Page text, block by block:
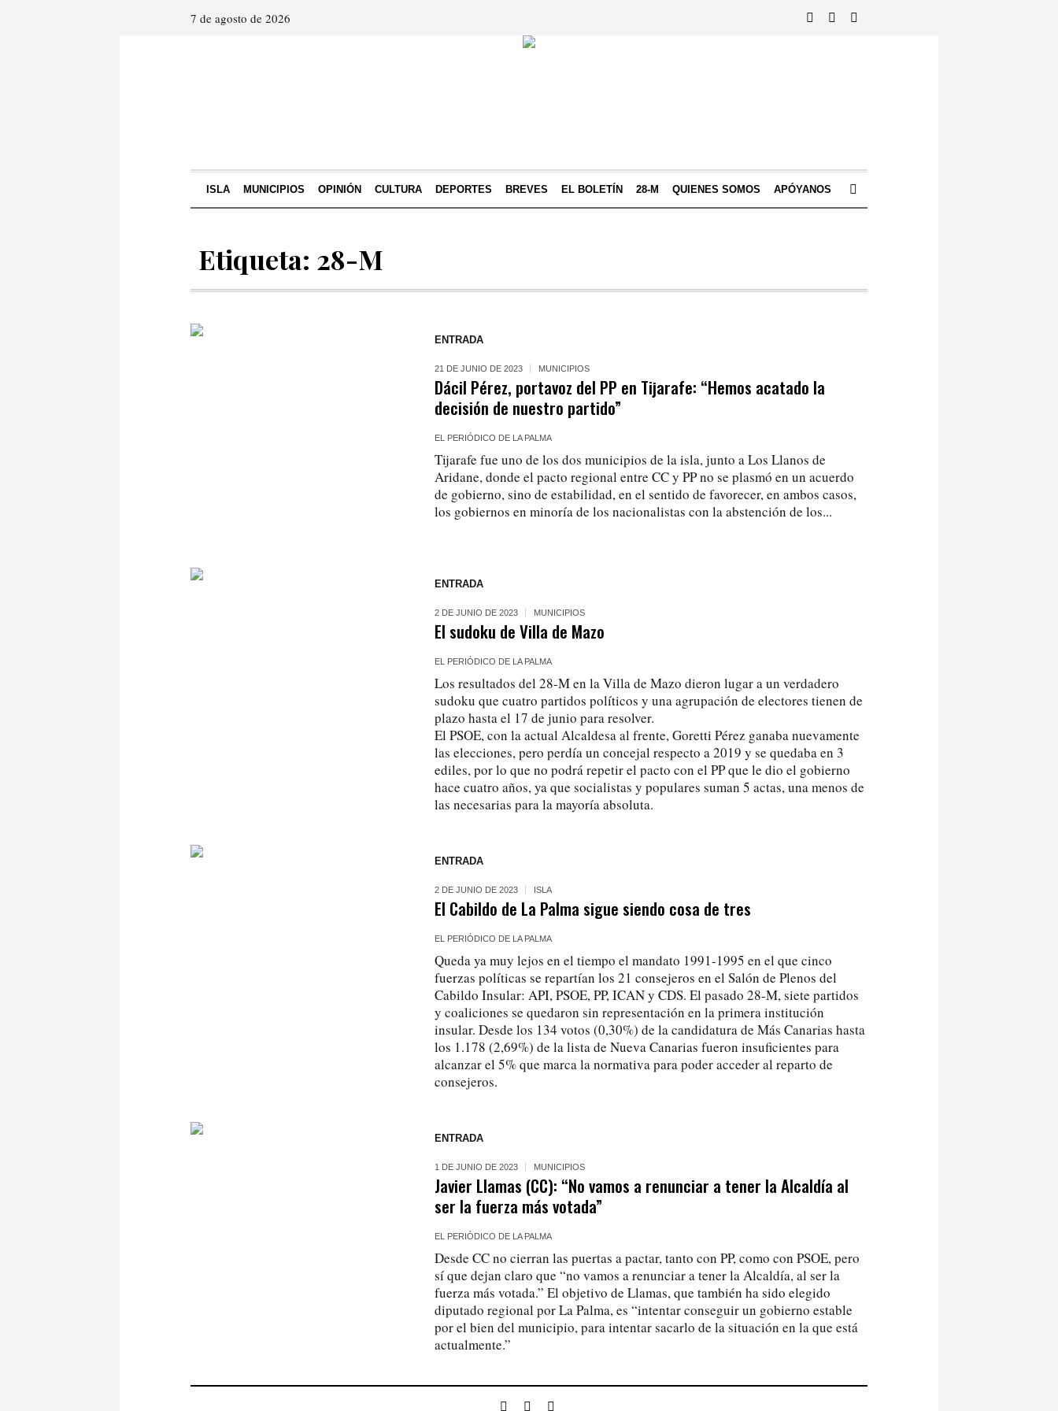
7 de agosto de 2026
ISLA MUNICIPIOS OPINIÓN CULTURA DEPORTES BREVES EL BOLETÍN 28-M QUIENES SOMOS APÓYANOS
Etiqueta: 28-M
ENTRADA
21 DE JUNIO DE 2023 MUNICIPIOS
Dácil Pérez, portavoz del PP en Tijarafe: “Hemos acatado la
decisión de nuestro partido”
EL PERIÓDICO DE LA PALMA
Tijarafe fue uno de los dos municipios de la isla, junto a Los Llanos de
Aridane, donde el pacto regional entre CC y PP no se plasmó en un acuerdo
de gobierno, sino de estabilidad, en el sentido de favorecer, en ambos casos,
los gobiernos en minoría de los nacionalistas con la abstención de los...
ENTRADA
2 DE JUNIO DE 2023 MUNICIPIOS
El sudoku de Villa de Mazo
EL PERIÓDICO DE LA PALMA
Los resultados del 28-M en la Villa de Mazo dieron lugar a un verdadero
sudoku que cuatro partidos políticos y una agrupación de electores tienen de
plazo hasta el 17 de junio para resolver.
El PSOE, con la actual Alcaldesa al frente, Goretti Pérez ganaba nuevamente
las elecciones, pero perdía un concejal respecto a 2019 y se quedaba en 3
ediles, por lo que no podrá repetir el pacto con el PP que le dio el gobierno
hace cuatro años, ya que socialistas y populares suman 5 actas, una menos de
las necesarias para la mayoría absoluta.
ENTRADA
2 DE JUNIO DE 2023 ISLA
El Cabildo de La Palma sigue siendo cosa de tres
EL PERIÓDICO DE LA PALMA
Queda ya muy lejos en el tiempo el mandato 1991-1995 en el que cinco
fuerzas políticas se repartían los 21 consejeros en el Salón de Plenos del
Cabildo Insular: API, PSOE, PP, ICAN y CDS. El pasado 28-M, siete partidos
y coaliciones se quedaron sin representación en la primera institución
insular. Desde los 134 votos (0,30%) de la candidatura de Más Canarias hasta
los 1.178 (2,69%) de la lista de Nueva Canarias fueron insuficientes para
alcanzar el 5% que marca la normativa para poder acceder al reparto de
consejeros.
ENTRADA
1 DE JUNIO DE 2023 MUNICIPIOS
Javier Llamas (CC): “No vamos a renunciar a tener la Alcaldía al
ser la fuerza más votada”
EL PERIÓDICO DE LA PALMA
Desde CC no cierran las puertas a pactar, tanto con PP, como con PSOE, pero
sí que dejan claro que “no vamos a renunciar a tener la Alcaldía, al ser la
fuerza más votada.” El objetivo de Llamas, que también ha sido elegido
diputado regional por La Palma, es “intentar conseguir un gobierno estable
por el bien del municipio, para intentar sacarlo de la situación en la que está
actualmente.”